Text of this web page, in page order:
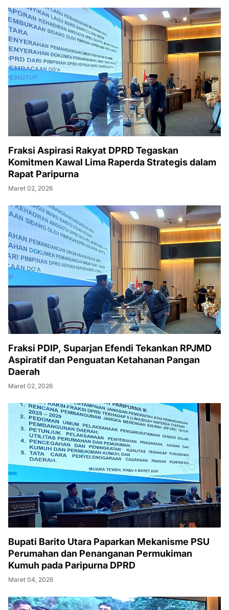
Fraksi Aspirasi Rakyat DPRD Tegaskan
Komitmen Kawal Lima Raperda Strategis dalam
Rapat Paripurna
Maret 02, 2026
Fraksi PDIP, Suparjan Efendi Tekankan RPJMD
Aspiratif dan Penguatan Ketahanan Pangan
Daerah
Maret 02, 2026
Bupati Barito Utara Paparkan Mekanisme PSU
Perumahan dan Penanganan Permukiman
Kumuh pada Paripurna DPRD
Maret 04, 2026